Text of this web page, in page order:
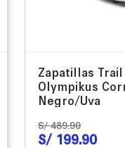
Zapatillas Trail
Olympikus
Negro/Uva
S/ 489.90
S/ 199.90